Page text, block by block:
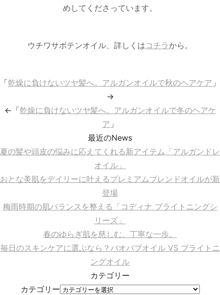
めしてくださっています。
ウチワサボテンオイル、詳しくはコチラから。
「乾燥に負けないツヤ髪へ。アルガンオイルで秋のヘアケア 」
→
←「乾燥に負けないツヤ髪へ。アルガンオイルで冬のヘアケ
ア 」
最近のNews
夏の髪や頭皮の悩みに応えてくれる新アイテム「アルガンドレ
オイル」
おとな美肌をデイリーに叶えるプレミアムブレンドオイルが新
登場
梅雨時期の肌バランスを整える「コディナ ブライトニングシ
リーズ」
春のゆらぎ肌を慈しむ、丁寧な一歩。
毎日のスキンケアに選ぶなら？バオバブオイル VS ブライトニ
ングオイル
カテゴリー
カテゴリー